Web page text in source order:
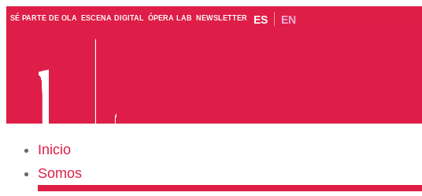
SÉ PARTE DE OLA ESCENA DIGITAL ÓPERA LAB NEWSLETTER ES EN
Inicio
Somos